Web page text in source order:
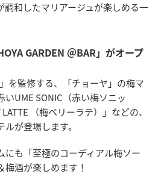
調和したマリアージュが楽しめる一
GARDEN ＠BAR」がオープ
」を監修する、「チョーヤ」の梅マ
UME SONIC（赤い梅ソニッ
（梅ベリーラテ）」などの、
が登場します。
にも「至極のコーディアル梅ソー
酒が楽しめます！